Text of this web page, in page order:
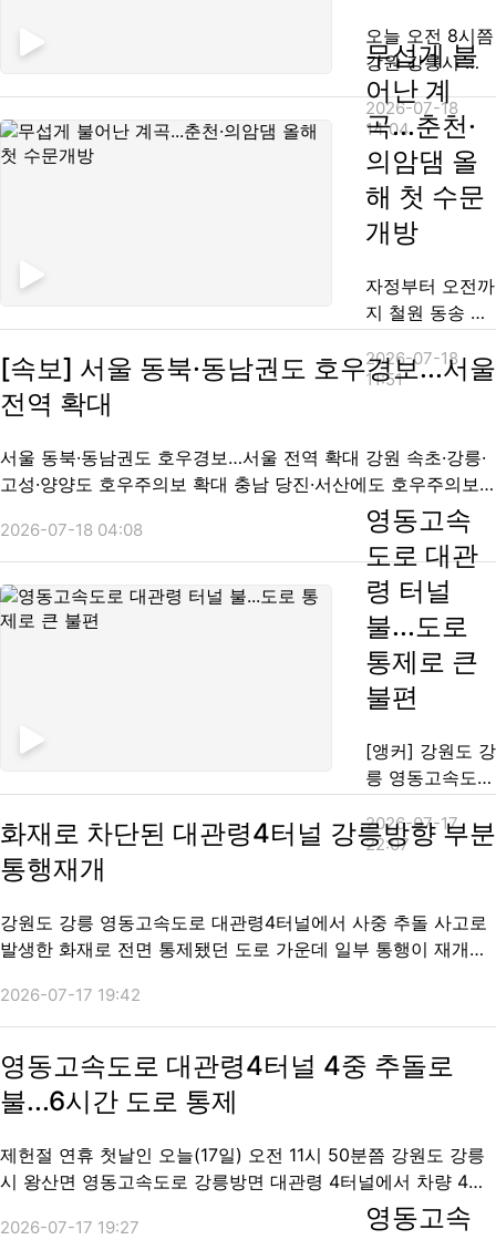
4명이 크게 다쳤
고, 정선에서는
산비탈을 따라
토사가 유출돼
한때 차량 통행
에 어려움을 겪
었습니다. 사건·
사고 소식, 오승
훈 기자입니다.
로 한복판에 넘
어져...
오늘 오전 8시쯤
강원 강릉시 사
천면 석교리에서
25인승 버스와
승용차가 충돌했
습니다. 이 사고
로 버스가 옆으
로 넘어져 버스
탑승객 12명 가
운데 6명은 스스
로 빠져나왔고
나머지 승객들도
구조됐습니다.
승용차에 탔던 2
소방 당국은 구
조대원 40여 명
을 투입해 구조
작업을 벌였으
며...
2026-07-18
14:04
무섭게 불
어난 계
곡...춘천·
의암댐 올
해 첫 수문
개방
자정부터 오전까
지 철원 동송 등
170mm가 넘는
비가 내렸는데
어제 터널 화재
사고가 발생한
강릉인데요. 오
늘 오전 8시쯤
강릉시 사천면에
서 25인승 버스
와 승용차가 빗
길에 충돌했습니
다. 이 사고로 버
스가 옆으로 넘
객 12명 가운데
4명이 ...
2026-07-18
11:51
[속보] 서울 동북·동남권도 호우경보...서울
전역 확대
서울 동북·동남권도 호우경보…서울 전역 확대 강원 속초·강릉·
고성·양양도 호우주의보 확대 충남 당진·서산에도 호우주의보
스가 됩니다' [카카오톡] YTN 검색해 채널 추가 [전화] 02-
398-8585 [메일] social@...
2026-07-18 04:08
영동고속
도로 대관
령 터널
불...도로
통제로 큰
불편
[앵커] 강원도 강
릉 영동고속도로
에서 4중 추돌
사고 뒤 차량에
해는 없었지만,
고속도로가 통제
송세혁기자입니
연기가 뿜어져
나오고, 입구 근
처에는 차량 100
여 대가 줄지어
2026-07-17
22:07
화재로 차단된 대관령4터널 강릉방향 부분
통행재개
강원도 강릉 영동고속도로 대관령4터널에서 사중 추돌 사고로
발생한 화재로 전면 통제됐던 도로 가운데 일부 통행이 재개됐
1개 차선 소통을 화재 발생 6시간 만인 오늘(17일) 오후 6시부
터 재개했다고 밝혔습니다. 나머지 차선도 긴급 복구를 마치는
대로...
2026-07-17 19:42
영동고속도로 대관령4터널 4중 추돌로
불...6시간 도로 통제
제헌절 연휴 첫날인 오늘(17일) 오전 11시 50분쯤 강원도 강릉
시 왕산면 영동고속도로 강릉방면 대관령 4터널에서 차량 4대
많은 연기가 퍼지면서 소방 당국은 한때 대응 2단계를 발령하
2026-07-17 19:27
영동고속